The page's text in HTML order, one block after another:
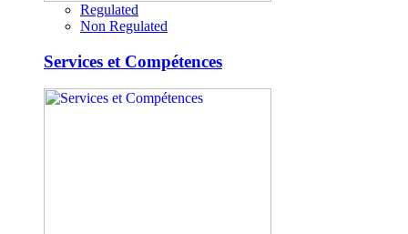
Regulated
Non Regulated
Services et Compétences